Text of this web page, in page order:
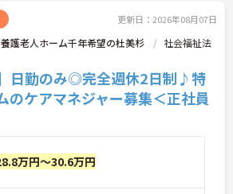
更新日：2026年08月07日
護老人ホーム千年希望の杜美杉
社会福祉法
】日勤のみ◎完全週休2日制♪特
のケアマネジャー募集＜正社員
万円～30.6万円